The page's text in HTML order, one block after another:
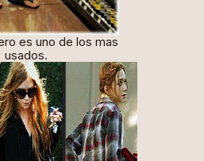
es uno de los mas
usados.